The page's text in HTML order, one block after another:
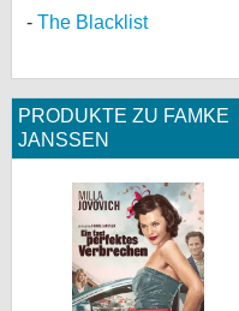
The Blacklist
PRODUKTE ZU FAMKE
JANSSEN